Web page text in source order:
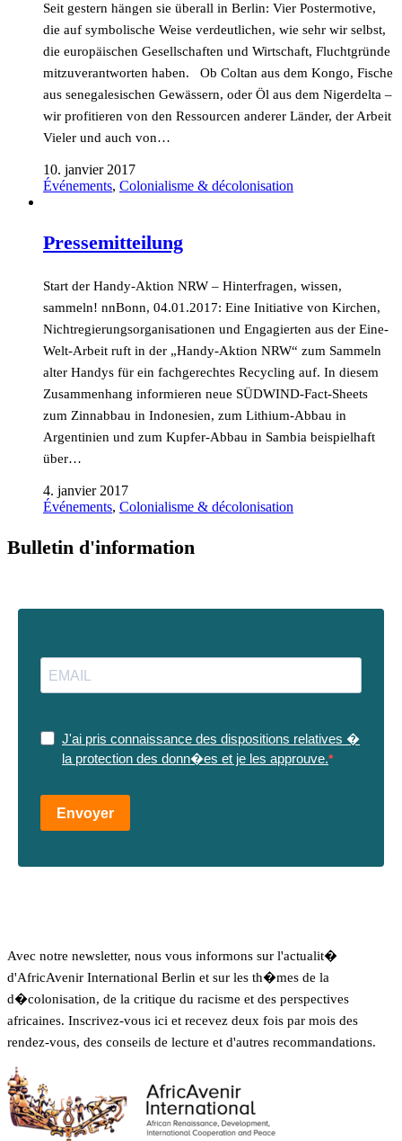
Seit gestern hängen sie überall in Berlin: Vier Postermotive,
die auf symbolische Weise verdeutlichen, wie sehr wir selbst,
die europäischen Gesellschaften und Wirtschaft, Fluchtgründe
mitzuverantworten haben. Ob Coltan aus dem Kongo, Fische
aus senegalesischen Gewässern, oder Öl aus dem Nigerdelta –
wir profitieren von den Ressourcen anderer Länder, der Arbeit
Vieler und auch von…
10. janvier 2017
Événements, Colonialisme & décolonisation
Pressemitteilung
Start der Handy-Aktion NRW – Hinterfragen, wissen,
sammeln! nnBonn, 04.01.2017: Eine Initiative von Kirchen,
Nichtregierungsorganisationen und Engagierten aus der Eine-
Welt-Arbeit ruft in der „Handy-Aktion NRW“ zum Sammeln
alter Handys für ein fachgerechtes Recycling auf. In diesem
Zusammenhang informieren neue SÜDWIND-Fact-Sheets
zum Zinnabbau in Indonesien, zum Lithium-Abbau in
Argentinien und zum Kupfer-Abbau in Sambia beispielhaft
über…
4. janvier 2017
Événements, Colonialisme & décolonisation
Bulletin d'information
J'ai pris connaissance des dispositions relatives �
la protection des donn�es et je les approuve.
Envoyer
Avec notre newsletter, nous vous informons sur l'actualit�
d'AfricAvenir International Berlin et sur les th�mes de la
d�colonisation, de la critique du racisme et des perspectives
africaines. Inscrivez-vous ici et recevez deux fois par mois des
rendez-vous, des conseils de lecture et d'autres recommandations.